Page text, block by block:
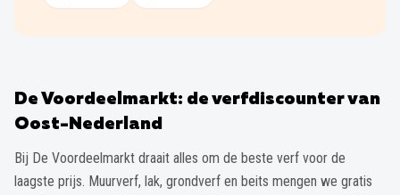
De Voordeelmarkt: de verfdiscounter van
Oost-Nederland
Bij De Voordeelmarkt draait alles om de beste verf voor de
laagste prijs. Muurverf, lak, grondverf en beits mengen we gratis